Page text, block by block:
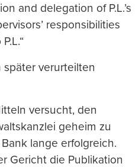
and delegation of P.L.’s
responsibilities
später verurteilten
versucht, den
geheim zu
lange erfolgreich.
Gericht die Publikation